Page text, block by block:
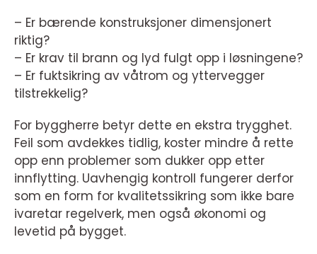
– Er bærende konstruksjoner dimensjonert
riktig?
– Er krav til brann og lyd fulgt opp i løsningene?
– Er fuktsikring av våtrom og yttervegger
tilstrekkelig?
For byggherre betyr dette en ekstra trygghet.
Feil som avdekkes tidlig, koster mindre å rette
opp enn problemer som dukker opp etter
innflytting. Uavhengig kontroll fungerer derfor
som en form for kvalitetssikring som ikke bare
ivaretar regelverk, men også økonomi og
levetid på bygget.